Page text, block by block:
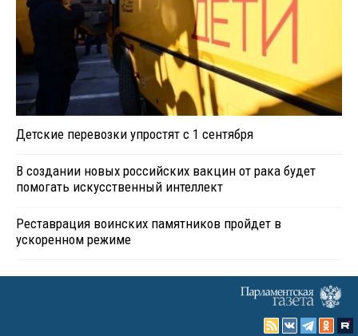
Детские перевозки упростят с 1 сентября
В создании новых российских вакцин от рака будет
помогать искусственный интеллект
Реставрация воинских памятников пройдет в
ускоренном режиме